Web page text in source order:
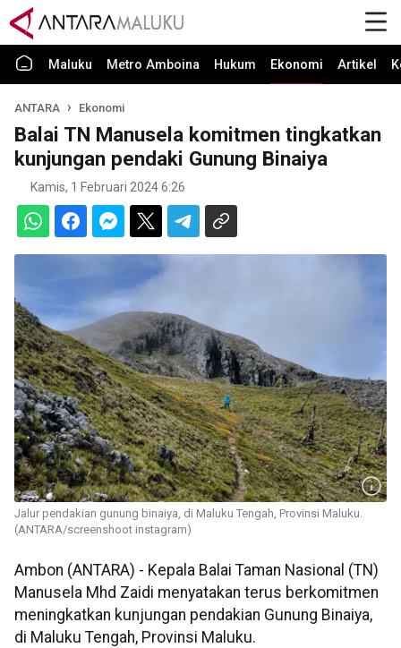
Maluku Metro Amboina Hukum Ekonomi Artikel
ANTARA Ekonomi
Balai TN Manusela komitmen tingkatkan
kunjungan pendaki Gunung Binaiya
Kamis, 1 Februari 2024 6:26
Jalur pendakian gunung binaiya, di Maluku Tengah, Provinsi Maluku.
(ANTARA/screenshoot instagram)
Ambon (ANTARA) - Kepala Balai Taman Nasional (TN)
Manusela Mhd Zaidi menyatakan terus berkomitmen
meningkatkan kunjungan pendakian Gunung Binaiya,
di Maluku Tengah, Provinsi Maluku.